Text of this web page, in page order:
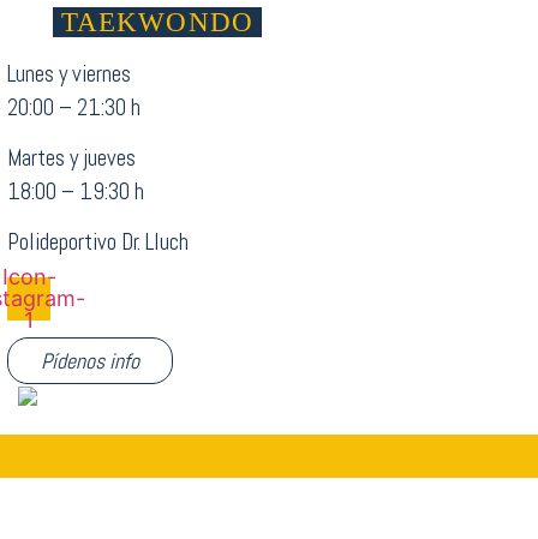
TAEKWONDO
Lunes y viernes
20:00 – 21:30 h
Martes y jueves
18:00 – 19:30 h
Polideportivo Dr. Lluch
Icon-
1
Pídenos info